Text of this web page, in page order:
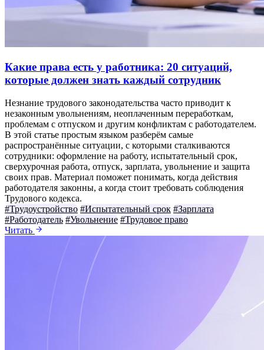
Какие права есть у работника: 20 ситуаций,
которые должен знать каждый сотрудник
Незнание трудового законодательства часто приводит к
незаконным увольнениям, неоплаченным переработкам,
проблемам с отпуском и другим конфликтам с работодателем.
В этой статье простым языком разберём самые
распространённые ситуации, с которыми сталкиваются
сотрудники: оформление на работу, испытательный срок,
сверхурочная работа, отпуск, зарплата, увольнение и защита
своих прав. Материал поможет понимать, когда действия
работодателя законны, а когда стоит требовать соблюдения
Трудового кодекса.
#Трудоустройство #Испытательный срок #Зарплата
#Работодатель #Увольнение #Трудовое право
Читать